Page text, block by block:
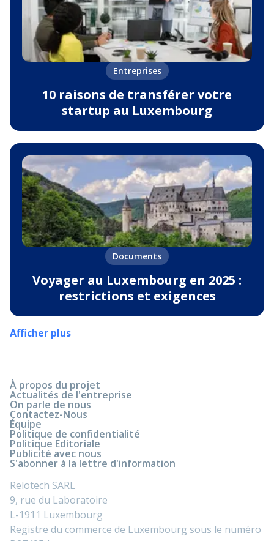
Entreprises
10 raisons de transférer votre
startup au Luxembourg
Documents
Voyager au Luxembourg en 2025 :
restrictions et exigences
Afficher plus
À propos du projet
Actualités de l'entreprise
On parle de nous
Contactez-Nous
Équipe
Politique de confidentialité
Politique Editoriale
Publicité avec nous
S'abonner à la lettre d'information
Relotech SARL
9, rue du Laboratoire
L-1911 Luxembourg
Registre du commerce de Luxembourg sous le numéro